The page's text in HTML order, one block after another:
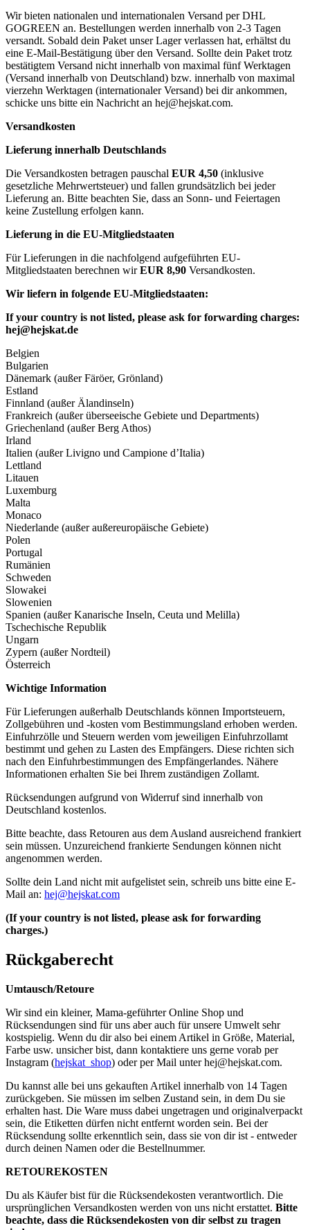
Wir bieten nationalen und internationalen Versand per DHL
GOGREEN an. Bestellungen werden innerhalb von 2-3 Tagen
versandt. Sobald dein Paket unser Lager verlassen hat, erhältst du
eine E-Mail-Bestätigung über den Versand. Sollte dein Paket trotz
bestätigtem Versand nicht innerhalb von maximal fünf Werktagen
(Versand innerhalb von Deutschland) bzw. innerhalb von maximal
vierzehn Werktagen (internationaler Versand) bei dir ankommen,
schicke uns bitte ein Nachricht an hej@hejskat.com.
Versandkosten
Lieferung innerhalb Deutschlands
Die Versandkosten betragen pauschal EUR 4,50 (inklusive
gesetzliche Mehrwertsteuer) und fallen grundsätzlich bei jeder
Lieferung an. Bitte beachten Sie, dass an Sonn- und Feiertagen
keine Zustellung erfolgen kann.
Lieferung in die EU-Mitgliedstaaten
Für Lieferungen in die nachfolgend aufgeführten EU-
Mitgliedstaaten berechnen wirEUR 8,90 Versandkosten.
Wir liefern in folgende EU-Mitgliedstaaten:
If your country is not listed, please ask for forwarding charges:
hej@hejskat.de
Belgien
Bulgarien
Dänemark (außer Färöer, Grönland)
Estland
Finnland (außer Älandinseln)
Frankreich (außer überseeische Gebiete und Departments)
Griechenland (außer Berg Athos)
Irland
Italien (außer Livigno und Campione d’Italia)
Lettland
Litauen
Luxemburg
Malta
Monaco
Niederlande (außer außereuropäische Gebiete)
Polen
Portugal
Rumänien
Schweden
Slowakei
Slowenien
Spanien (außer Kanarische Inseln, Ceuta und Melilla)
Tschechische Republik
Ungarn
Zypern (außer Nordteil)
Österreich
Wichtige Information
Für Lieferungen außerhalb Deutschlands können Importsteuern,
Zollgebühren und -kosten vom Bestimmungsland erhoben werden.
Einfuhrzölle und Steuern werden vom jeweiligen Einfuhrzollamt
bestimmt und gehen zu Lasten des Empfängers. Diese richten sich
nach den Einfuhrbestimmungen des Empfängerlandes. Nähere
Informationen erhalten Sie bei Ihrem zuständigen Zollamt.
Rücksendungen aufgrund von Widerruf sind innerhalb von
Deutschland kostenlos.
Bitte beachte, dass Retouren aus dem Ausland ausreichend frankiert
sein müssen. Unzureichend frankierte Sendungen können nicht
angenommen werden.
Sollte dein Land nicht mit aufgelistet sein, schreib uns bitte eine E-
Mail an: hej@hejskat.com
(If your country is not listed, please ask for forwarding
charges.)
Rückgaberecht
Umtausch/Retoure
Wir sind ein kleiner, Mama-geführter Online Shop und
Rücksendungen sind für uns aber auch für unsere Umwelt sehr
kostspielig. Wenn du dir also bei einem Artikel in Größe, Material,
Farbe usw. unsicher bist, dann kontaktiere uns gerne vorab per
Instagram (hejskat_shop) oder per Mail unterhej@hejskat.com.
Du kannst alle bei uns gekauften Artikel innerhalb von 14 Tagen
zurückgeben. Sie müssen im selben Zustand sein, in dem Du sie
erhalten hast. Die Ware muss dabei ungetragen und originalverpackt
sein, die Etiketten dürfen nicht entfernt worden sein. Bei der
Rücksendung sollte erkenntlich sein, dass sie von dir ist - entweder
durch deinen Namen oder die Bestellnummer.
RETOUREKOSTEN
Du als Käufer bist für die Rücksendekosten verantwortlich. Die
ursprünglichen Versandkosten werden von uns nicht erstattet. Bitte
beachte, dass die Rücksendekosten von dir selbst zu tragen